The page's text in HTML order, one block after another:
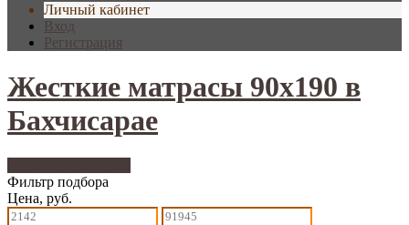
Личный кабинет
Вход
Регистрация
Жесткие матрасы 90х190 в
Бахчисарае
Фильтр подбора
Цена, руб.